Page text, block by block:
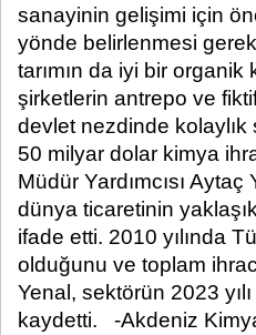
sanayinin gelişimi için
yönde belirlenmesi
tarımın da iyi bir
şirketlerin antrepo ve
devlet nezdinde kolaylık
50 milyar dolar kimya
Müdür Yardımcısı
dünya ticaretinin
ifade etti. 2010 yılında
olduğunu ve toplam
Yenal, sektörün 2023
kaydetti. -Akdeniz